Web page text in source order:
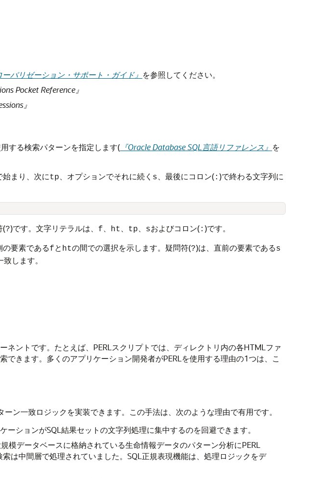
ーバリゼーション・サポート・ガイド』 を参照してください。
Pocket Reference』
』
する検索パターンを指定します( 『Oracle Database SQL言語リファレンス』 を
始まり、次にtp 、オプションでそれに続く s 、最後にコロン(: )で終わる文字列に
(?)です。文字リテラルは、 f ht tp sおよびコロン(: )です。
の要素であるfと htの間での選択を示します。疑問符(?)は、直前の要素であるs
します。
ントです。たとえば、PERLスクリプトでは、ディレクトリ内の各HTMLファ
きます。多くのアプリケーション開発者がPERLを使用する理由の1つは、こ
ン一致ロジックを実装できます。この手法は、次のような理由で有用です。
ションがSQL結果セットの文字列処理に集中するのを回避できます。
データベースに格納されている生命情報データのパターン分析にPERL
は中間層で処理されていました。SQL正規表現機能は、処理ロジックをデ